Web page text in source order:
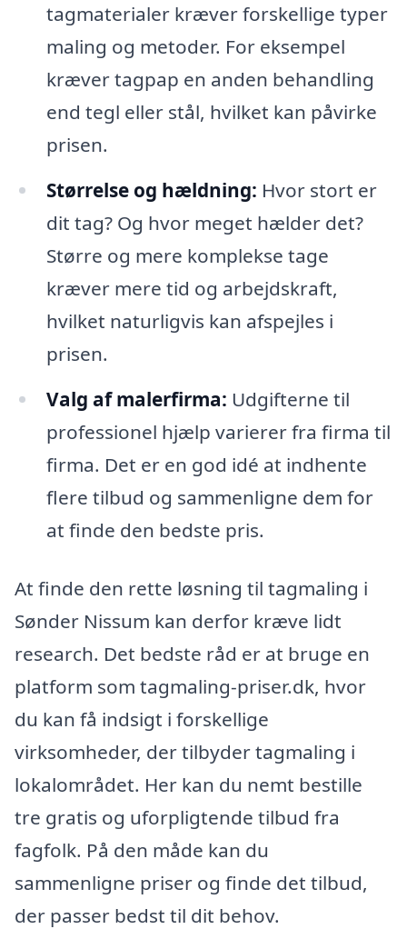
tagmaterialer kræver forskellige typer
maling og metoder. For eksempel
kræver tagpap en anden behandling
end tegl eller stål, hvilket kan påvirke
prisen.
Størrelse og hældning: Hvor stort er
dit tag? Og hvor meget hælder det?
Større og mere komplekse tage
kræver mere tid og arbejdskraft,
hvilket naturligvis kan afspejles i
prisen.
Valg af malerfirma: Udgifterne til
professionel hjælp varierer fra firma til
firma. Det er en god idé at indhente
flere tilbud og sammenligne dem for
at finde den bedste pris.
At finde den rette løsning til tagmaling i
Sønder Nissum kan derfor kræve lidt
research. Det bedste råd er at bruge en
platform som tagmaling-priser.dk, hvor
du kan få indsigt i forskellige
virksomheder, der tilbyder tagmaling i
lokalområdet. Her kan du nemt bestille
tre gratis og uforpligtende tilbud fra
fagfolk. På den måde kan du
sammenligne priser og finde det tilbud,
der passer bedst til dit behov.